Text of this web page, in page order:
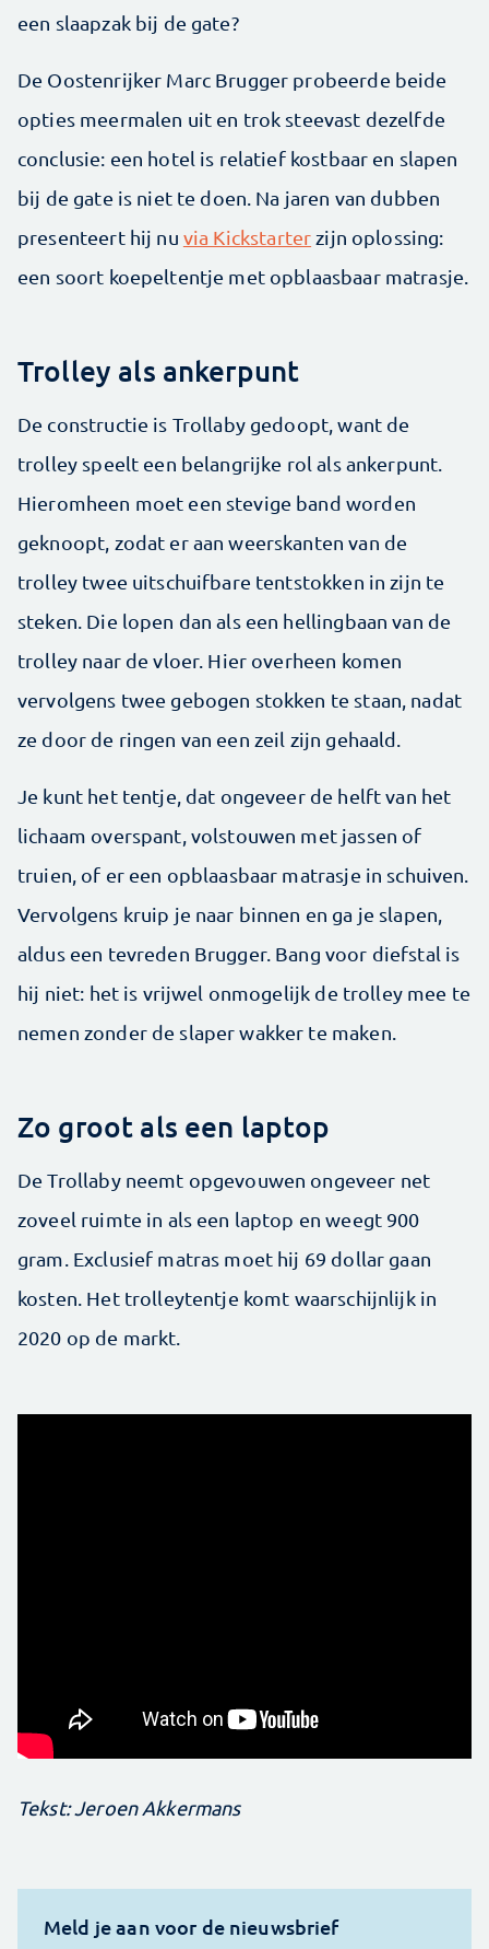
een slaapzak bij de gate?
De Oostenrijker Marc Brugger probeerde beide
opties meermalen uit en trok steevast dezelfde
conclusie: een hotel is relatief kostbaar en slapen
bij de gate is niet te doen. Na jaren van dubben
presenteert hij nu via Kickstarterzijn oplossing:
een soort koepeltentje met opblaasbaar matrasje.
Trolley als ankerpunt
De constructie is Trollaby gedoopt, want de
trolley speelt een belangrijke rol als ankerpunt.
Hieromheen moet een stevige band worden
geknoopt, zodat er aan weerskanten van de
trolley twee uitschuifbare tentstokken in zijn te
steken. Die lopen dan als een hellingbaan van de
trolley naar de vloer. Hier overheen komen
vervolgens twee gebogen stokken te staan, nadat
ze door de ringen van een zeil zijn gehaald.
Je kunt het tentje, dat ongeveer de helft van het
lichaam overspant, volstouwen met jassen of
truien, of er een opblaasbaar matrasje in schuiven.
Vervolgens kruip je naar binnen en ga je slapen,
aldus een tevreden Brugger. Bang voor diefstal is
hij niet: het is vrijwel onmogelijk de trolley mee te
nemen zonder de slaper wakker te maken.
Zo groot als een laptop
De Trollaby neemt opgevouwen ongeveer net
zoveel ruimte in als een laptop en weegt 900
gram. Exclusief matras moet hij 69 dollar gaan
kosten. Het trolleytentje komt waarschijnlijk in
2020 op de markt.
Tekst: Jeroen Akkermans
Meld je aan voor de nieuwsbrief